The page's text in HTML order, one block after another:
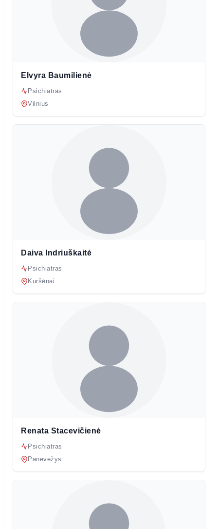
Elvyra Baumilienė
Psichiatras
Vilnius
Daiva Indriuškaitė
Psichiatras
Kuršėnai
Renata Stacevičienė
Psichiatras
Panevėžys